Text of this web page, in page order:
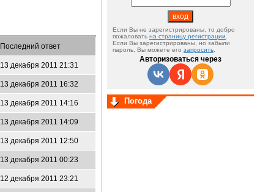
Последний ответ
13 декабря 2011 21:31
13 декабря 2011 16:32
13 декабря 2011 14:16
13 декабря 2011 14:09
13 декабря 2011 12:50
13 декабря 2011 00:23
12 декабря 2011 23:21
Если Вы не зарегистрированы, то добро
пожаловать на страницу регистрации
Если Вы зарегистрированы, но забыли
пароль, Вы можете его запросить
Авторизоваться через
Погода